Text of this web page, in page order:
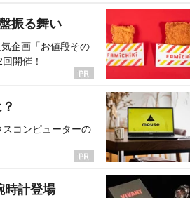
振る舞い
企画「お値段その
開催！
コンピューターの
時計登場